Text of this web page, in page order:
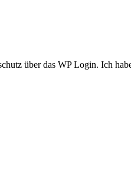
über das WP Login. Ich